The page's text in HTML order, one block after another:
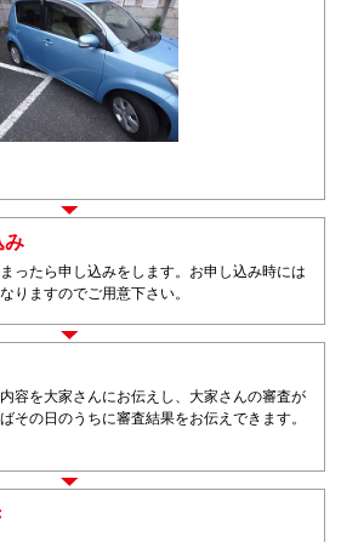
み
ったら申し込みをします。お申し込み時には
りますのでご用意下さい。
容を大家さんにお伝えし、大家さんの審査が
その日のうちに審査結果をお伝えできます。